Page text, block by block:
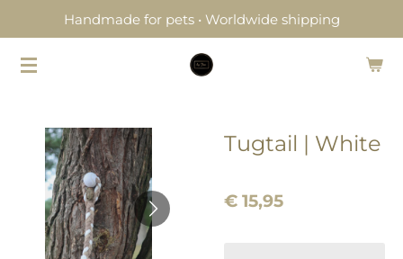
naar
Handmade for pets • Worldwide shipping
Tugtail | White
€ 15,95